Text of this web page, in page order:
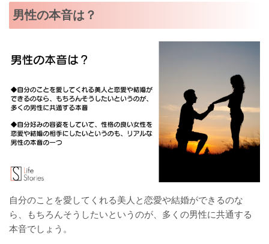
男性の本音は？
自分のことを愛してくれる美人と恋愛や結婚ができるのな
ら、もちろんそうしたいというのが、多くの男性に共通する
本音でしょう。